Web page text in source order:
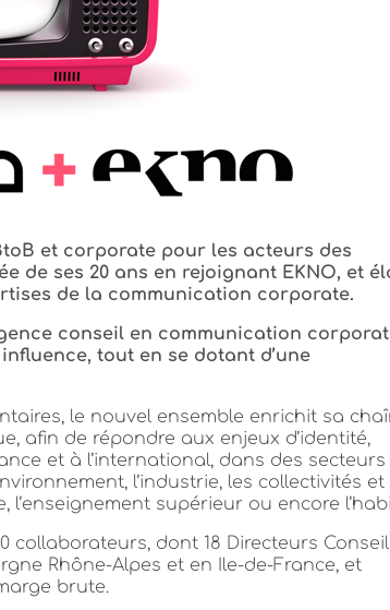
et corporate pour les acteurs des
de ses 20 ans en rejoignant EKNO, et
de la communication corporate.
conseil en communication
tout en se dotant d’une
le nouvel ensemble enrichit sa
afin de répondre aux enjeux d’identité,
et à l’international, dans des
l’industrie, les collectivités et
l’enseignement supérieur ou encore
collaborateurs, dont 18 Directeurs
Rhône-Alpes et en Ile-de-France, et
brute.